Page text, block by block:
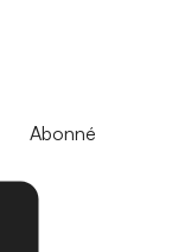
Abonné